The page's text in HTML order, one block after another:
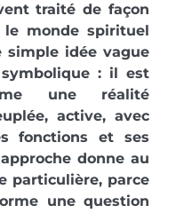
traité de façon
monde spirituel
simple idée vague
: il est
une réalité
active, avec
fonctions et ses
donne au
particulière, parce
une question